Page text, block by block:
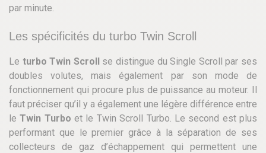
par minute.
Les spécificités du turbo Twin Scroll
Le turbo Twin Scrollse distingue du Single Scroll par ses
doubles volutes, mais également par son mode de
fonctionnement qui procure plus de puissance au moteur. Il
faut préciser qu’il y a également une légère différence entre
leTwin Turbo et le Twin Scroll Turbo. Le second est plus
performant que le premier grâce à la séparation de ses
collecteurs de gaz d’échappement qui permettent une